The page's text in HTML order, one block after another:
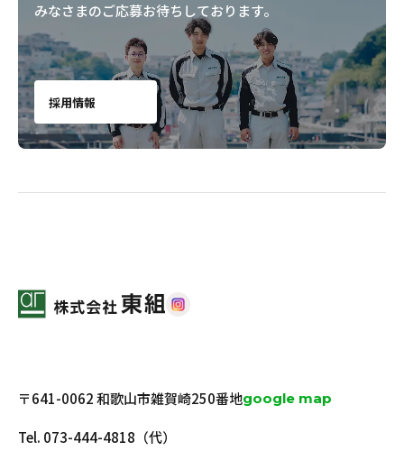
みなさまのご応募お待ちしております。
採用情報
〒641-0062 和歌山市雑賀崎250番地google map
Tel. 073-444-4818 （代）